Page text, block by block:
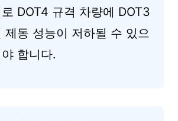
DOT4 규격 차량에 DOT3
제동 성능이 저하될 수 있으
합니다.